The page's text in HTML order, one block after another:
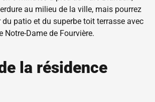
au milieu de la ville, mais pourrez
patio et du superbe toit terrasse avec
Notre-Dame de Fourvière.
la résidence